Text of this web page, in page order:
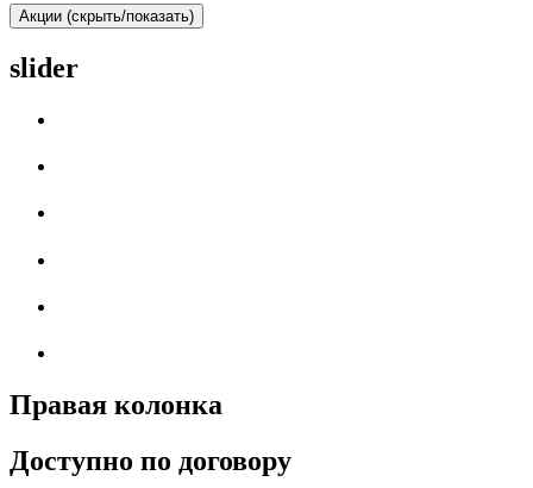
Акции (скрыть/показать)
slider
Правая колонка
Доступно по договору